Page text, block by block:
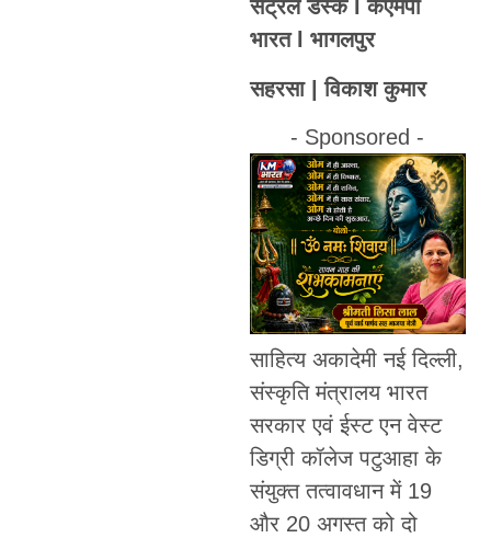
सेंट्रल डेस्क l केएमपी
भारत l भागलपुर
सहरसा | विकाश कुमार
- Sponsored -
साहित्य अकादेमी नई दिल्ली,
संस्कृति मंत्रालय भारत
सरकार एवं ईस्ट एन वेस्ट
डिग्री कॉलेज पटुआहा के
संयुक्त तत्वावधान में 19
और 20 अगस्त को दो